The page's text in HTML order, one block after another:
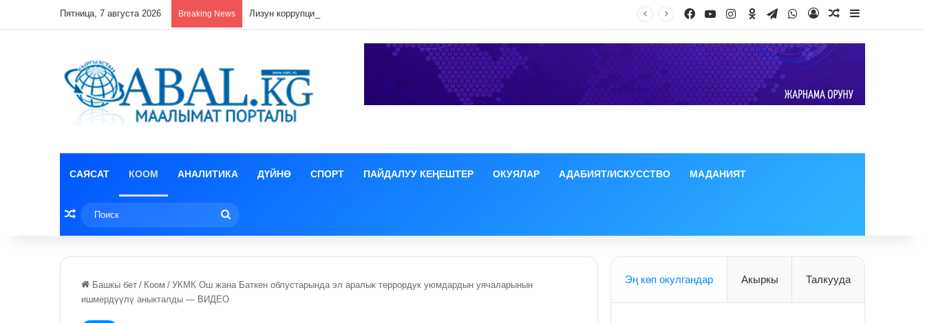
Пятница, 7 августа 2026 Breaking News Лизун коррупция иши боюнча СИЗОго камакка алынды Facebook
YouTubeInstagram
Odnoklassniki
TelegramWhatsApp
Log InRandom Article
Sidebar
САЯСАТ КООМ АНАЛИТИКА ДҮЙНӨ СПОРТ ПАЙДАЛУУ КЕҢЕШТЕР ОКУЯЛАР АДАБИЯТ/ИСКУССТВО МАДАНИЯТ
Random Article
Башкы бет / Коом / УКМК Ош жана Баткен облустарында эл аралык террордук уюмдардын уячаларынын
ишмердүүлү аныкталды — ВИДЕО
Эң көп окулгандар Акыркы Талкууда